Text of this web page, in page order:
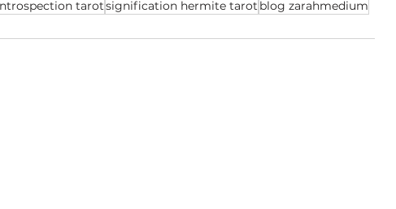
tarotsignification hermite tarot blog zarahmedium